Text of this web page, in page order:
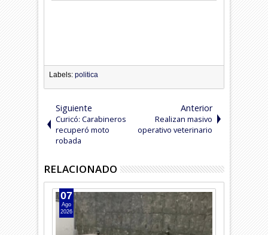
Labels:politica
Siguiente
Curicó: Carabineros
recuperó moto
robada
Anterior
Realizan masivo
operativo veterinario
RELACIONADO
07
Ago
2026